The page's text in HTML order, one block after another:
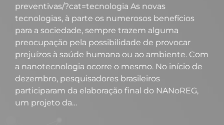
preventivas/?cat=tecnologia As novas
tecnologias, à parte os numerosos benefícios
para a sociedade, sempre trazem alguma
preocupação pela possibilidade de provocar
prejuízos à saúde humana ou ao ambiente. Com
a nanotecnologia ocorre o mesmo. No início de
dezembro, pesquisadores brasileiros
participaram da elaboração final do NANoREG,
um projeto da…